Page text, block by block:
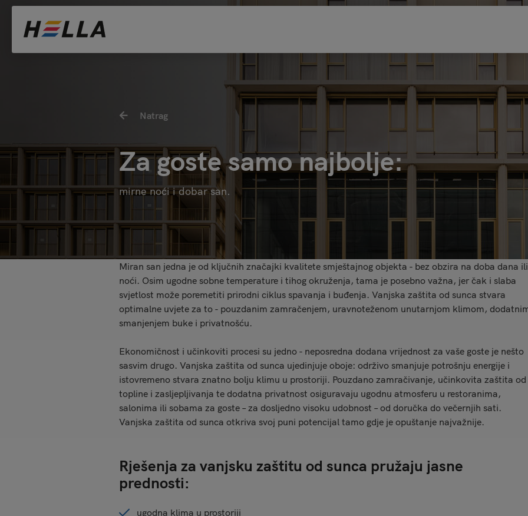
Natrag
Za goste samo najbolje:
mirne noći i dobar san.
Miran san jedna je od ključnih značajki kvalitete smještajnog objekta - bez obzira na doba dana ili
noći. Osim ugodne sobne temperature i tihog okruženja, tama je posebno važna, jer čak i slaba
svjetlost može poremetiti prirodni ciklus spavanja i buđenja. Vanjska zaštita od sunca stvara
optimalne uvjete za to - pouzdanim zamračenjem, uravnoteženom unutarnjom klimom,
smanjenjem buke i privatnošću.
Ekonomičnost i učinkoviti procesi su jedno - neposredna dodana vrijednost za vaše goste je nešto
sasvim drugo. Vanjska zaštita od sunca ujedinjuje oboje: održivo smanjuje potrošnju energije i
istovremeno stvara znatno bolju klimu u prostoriji. Pouzdano zamračivanje, učinkovita zaštita od
topline i zasljepljivanja te dodatna privatnost osiguravaju ugodnu atmosferu u restoranima,
salonima ili sobama za goste – za dosljedno visoku udobnost – od doručka do večernjih sati.
Vanjska zaštita od sunca otkriva svoj puni potencijal tamo gdje je opuštanje najvažnije.
Rješenja za vanjsku zaštitu od sunca pružaju jasne
prednosti:
ugodna klima u prostoriji